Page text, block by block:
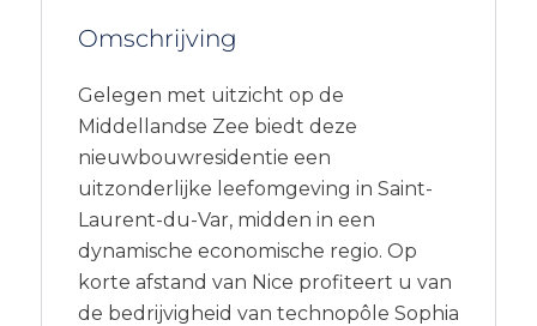
Omschrijving
Gelegen met uitzicht op de
Middellandse Zee biedt deze
nieuwbouwresidentie een
uitzonderlijke leefomgeving in Saint-
Laurent-du-Var, midden in een
dynamische economische regio. Op
korte afstand van Nice profiteert u van
de bedrijvigheid van technopôle Sophia